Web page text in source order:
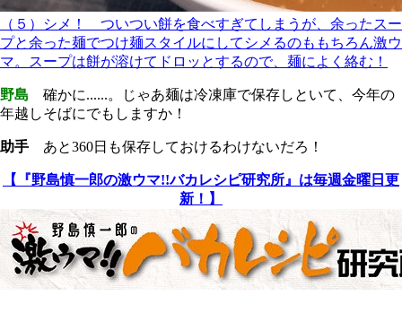
（５）シメ！ ついつい餅を食べすぎてしまうが、余ったスー
プと余った麺でつけ麺スタイルにしてシメるのももちろん激ウ
マ。スープは餅が溶けてドロッとするので、麺によく絡む！
野島 確かに......。じゃあ麺は冷凍庫で保存しといて、今年の
年越しそばにでもしますか！
助手 あと360日も保存しておけるわけないだろ！
【『野島慎一郎の激ウマ!!バカレシピ研究所』は毎週金曜日更
新！】